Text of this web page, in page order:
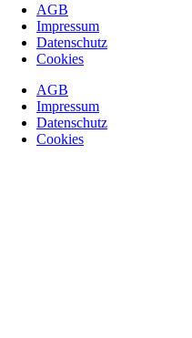
AGB
Impressum
Datenschutz
Cookies
AGB
Impressum
Datenschutz
Cookies